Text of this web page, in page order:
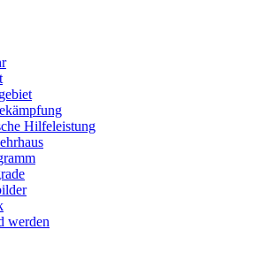
Hilfeleistung
werden